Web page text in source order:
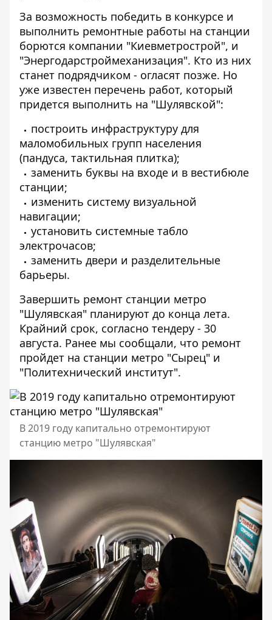
За возможность победить в конкурсе и
выполнить ремонтные работы на станции
борются компании "Киевметрострой", и
"Энергодарстроймеханизация". Кто из них
станет подрядчиком - огласят позже. Но
уже известен перечень работ, который
придется выполнить на "Шулявской":
построить инфраструктуру для
маломобильных групп населения
(пандуса, тактильная плитка);
заменить буквы на входе и в вестибюле
станции;
изменить систему визуальной
навигации;
установить системные табло
электрочасов;
заменить двери и разделительные
барьеры.
Завершить ремонт станции метро
"Шулявская" планируют до конца лета.
Крайний срок, согласно тендеру - 30
августа. Ранее мы сообщали, что ремонт
пройдет на станции метро "Сырец" и
"Политехнический институт".
В 2019 году капитально отремонтируют
станцию метро "Шулявская"